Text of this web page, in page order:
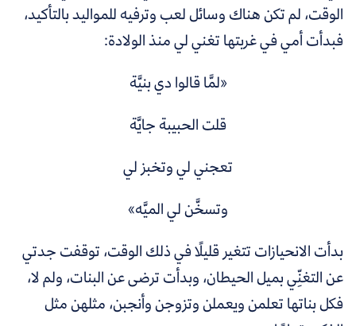
الوقت، لم تكن هناك وسائل لعب وترفيه للمواليد بالتأكيد،
فبدأت أمي في غربتها تغني لي منذ الولادة:
«لمَّا قالوا دي بنيَّة
قلت الحبيبة جايَّة
تعجني لي وتخبز لي
وتسخَّن لي الميَّه»
بدأت الانحيازات تتغير قليلًا في ذلك الوقت، توقفت جدتي
عن التغنِّي بميل الحيطان، وبدأت ترضى عن البنات، ولم لا،
فكل بناتها تعلمن ويعملن وتزوجن وأنجبن، مثلهن مثل